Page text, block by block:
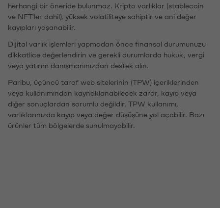
herhangi bir öneride bulunmaz. Kripto varlıklar (stablecoin
ve NFT'ler dahil), yüksek volatiliteye sahiptir ve ani değer
kayıpları yaşanabilir.
Dijital varlık işlemleri yapmadan önce finansal durumunuzu
dikkatlice değerlendirin ve gerekli durumlarda hukuk, vergi
veya yatırım danışmanınızdan destek alın.
Paribu, üçüncü taraf web sitelerinin (TPW) içeriklerinden
veya kullanımından kaynaklanabilecek zarar, kayıp veya
diğer sonuçlardan sorumlu değildir. TPW kullanımı,
varlıklarınızda kayıp veya değer düşüşüne yol açabilir. Bazı
ürünler tüm bölgelerde sunulmayabilir.